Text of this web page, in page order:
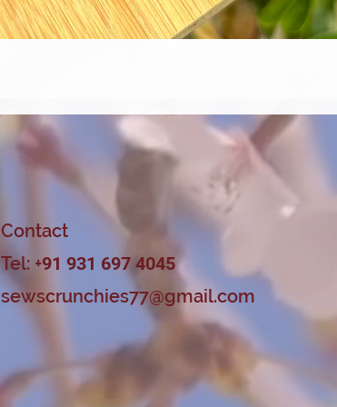
Contact
Tel: +91 931 697 4045
sewscrunchies77@gmail.com